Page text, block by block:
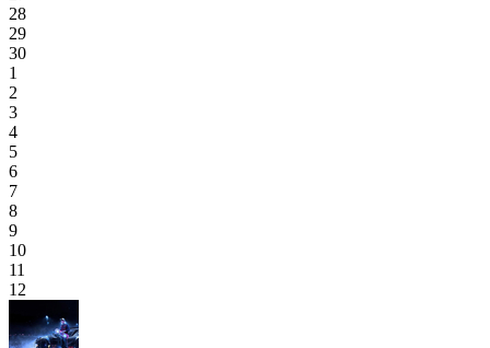
28
29
30
1
2
3
4
5
6
7
8
9
10
11
12